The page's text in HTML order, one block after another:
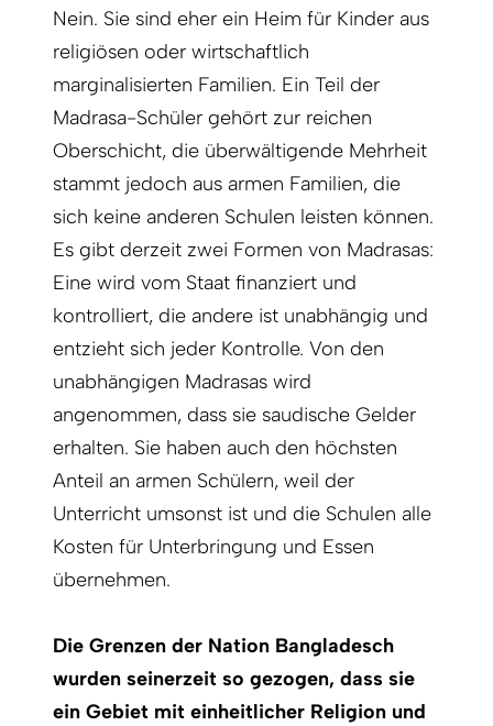
Nein. Sie sind eher ein Heim für Kinder aus
religiösen oder wirtschaftlich
marginalisierten Familien. Ein Teil der
Madrasa-Schüler gehört zur reichen
Oberschicht, die überwältigende Mehrheit
stammt jedoch aus armen Familien, die
sich keine anderen Schulen leisten können.
Es gibt derzeit zwei Formen von Madrasas:
Eine wird vom Staat finanziert und
kontrolliert, die andere ist unabhängig und
entzieht sich jeder Kontrolle. Von den
unabhängigen Madrasas wird
angenommen, dass sie saudische Gelder
erhalten. Sie haben auch den höchsten
Anteil an armen Schülern, weil der
Unterricht umsonst ist und die Schulen alle
Kosten für Unterbringung und Essen
übernehmen.
Die Grenzen der Nation Bangladesch
wurden seinerzeit so gezogen, dass sie
ein Gebiet mit einheitlicher Religion und